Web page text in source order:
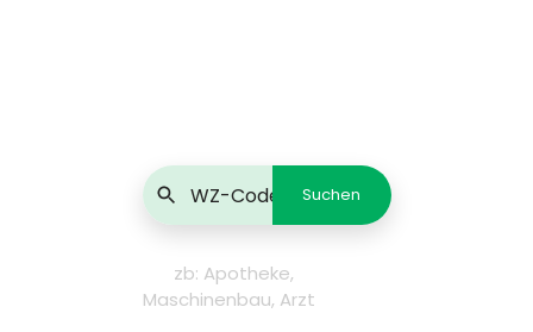
zb: Apotheke,
Maschinenbau, Arzt